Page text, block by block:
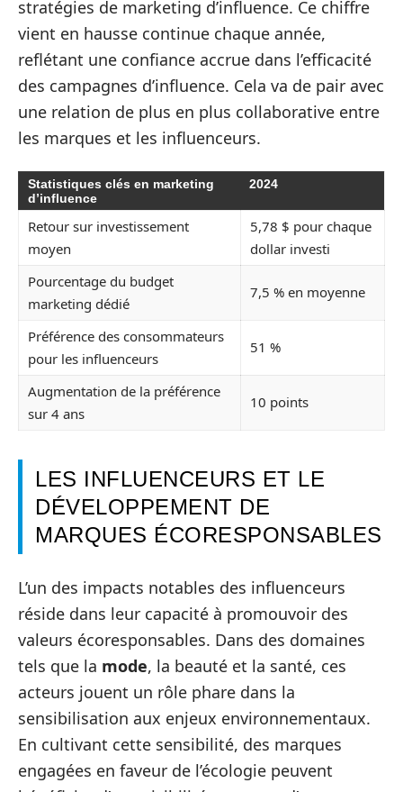
stratégies de marketing d’influence. Ce chiffre
vient en hausse continue chaque année,
reflétant une confiance accrue dans l’efficacité
des campagnes d’influence. Cela va de pair avec
une relation de plus en plus collaborative entre
les marques et les influenceurs.
Statistiques clés en marketing
d’influence
2024
Retour sur investissement
moyen
5,78 $ pour chaque
dollar investi
Pourcentage du budget
marketing dédié
7,5 % en moyenne
Préférence des consommateurs
pour les influenceurs
51 %
Augmentation de la préférence
sur 4 ans
10 points
LES INFLUENCEURS ET LE
DÉVELOPPEMENT DE
MARQUES ÉCORESPONSABLES
L’un des impacts notables des influenceurs
réside dans leur capacité à promouvoir des
valeurs écoresponsables. Dans des domaines
tels que la mode, la beauté et la santé, ces
acteurs jouent un rôle phare dans la
sensibilisation aux enjeux environnementaux.
En cultivant cette sensibilité, des marques
engagées en faveur de l’écologie peuvent